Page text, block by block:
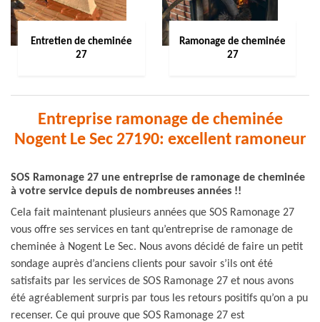
Entretien de cheminée
27
Ramonage de cheminée
27
Entreprise ramonage de cheminée
Nogent Le Sec 27190: excellent ramoneur
SOS Ramonage 27 une entreprise de ramonage de cheminée
à votre service depuis de nombreuses années !!
Cela fait maintenant plusieurs années que SOS Ramonage 27
vous offre ses services en tant qu’entreprise de ramonage de
cheminée à Nogent Le Sec. Nous avons décidé de faire un petit
sondage auprès d’anciens clients pour savoir s’ils ont été
satisfaits par les services de SOS Ramonage 27 et nous avons
été agréablement surpris par tous les retours positifs qu’on a pu
recenser. Ce qui prouve que SOS Ramonage 27 est